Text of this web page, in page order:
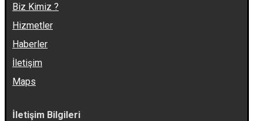
Biz Kimiz ?
Hizmetler
Haberler
İletişim
Maps
İletişim Bilgileri